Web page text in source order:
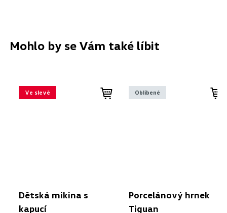
Mohlo by se Vám také líbit
Ve slevě
Dětská mikina s
kapucí
Oblíbené
Porcelánový hrnek
Tiguan